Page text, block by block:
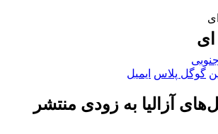
ای
گوگل پلاس ایمیل
آزالیا به زودی منتشر